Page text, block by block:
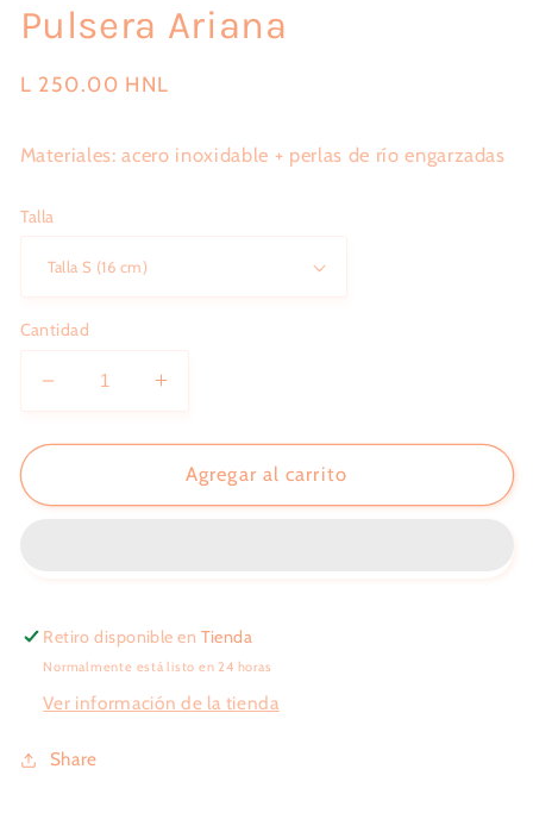
ventana
modal
Pulsera Ariana
Precio
L 250.00 HNL
Materiales: acero inoxidable + perlas de río engarzadas
Talla
Cantidad
Reducir
para
Ariana
Aumentar
para
Pulsera
Ariana
Agregar al carrito
Retiro disponible en Tienda
Normalmente está listo en 24 horas
Ver información de la tienda
Share